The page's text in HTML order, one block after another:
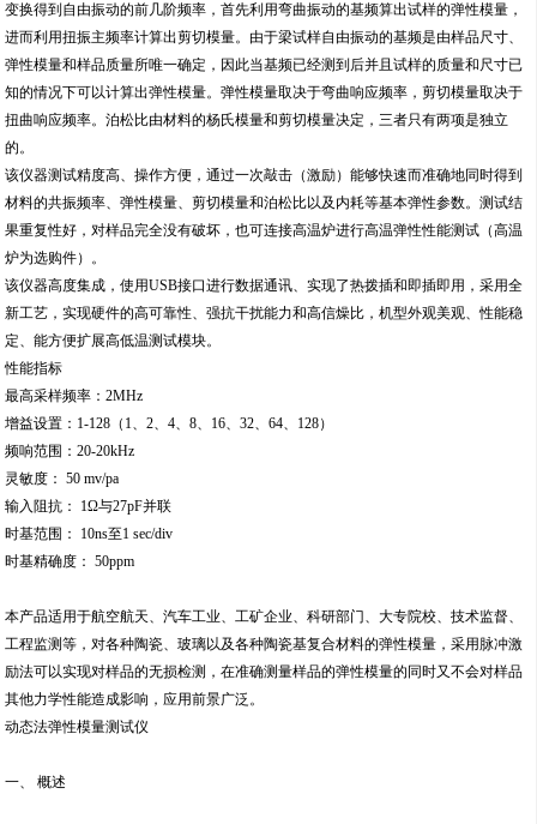
变换得到自由振动的前几阶频率，首先利用弯曲振动的基频算出试样的弹性模量，
进而利用扭振主频率计算出剪切模量。由于梁试样自由振动的基频是由样品尺寸、
弹性模量和样品质量所唯一确定，因此当基频已经测到后并且试样的质量和尺寸已
知的情况下可以计算出弹性模量。弹性模量取决于弯曲响应频率，剪切模量取决于
扭曲响应频率。泊松比由材料的杨氏模量和剪切模量决定，三者只有两项是独立
的。
该仪器测试精度高、操作方便，通过一次敲击（激励）能够快速而准确地同时得到
材料的共振频率、弹性模量、剪切模量和泊松比以及内耗等基本弹性参数。测试结
果重复性好，对样品完全没有破坏，也可连接高温炉进行高温弹性性能测试（高温
炉为选购件）。
该仪器高度集成，使用USB接口进行数据通讯、实现了热拨插和即插即用，采用全
新工艺，实现硬件的高可靠性、强抗干扰能力和高信燥比，机型外观美观、性能稳
定、能方便扩展高低温测试模块。
性能指标
最高采样频率：2MHz
增益设置：1-128（1、2、4、8、16、32、64、128）
频响范围：20-20kHz
灵敏度： 50 mv/pa
输入阻抗： 1Ω与27pF并联
时基范围： 10ns至1 sec/div
时基精确度： 50ppm
本产品适用于航空航天、汽车工业、工矿企业、科研部门、大专院校、技术监督、
工程监测等，对各种陶瓷、玻璃以及各种陶瓷基复合材料的弹性模量，采用脉冲激
励法可以实现对样品的无损检测，在准确测量样品的弹性模量的同时又不会对样品
其他力学性能造成影响，应用前景广泛。
动态法弹性模量测试仪
一、 概述